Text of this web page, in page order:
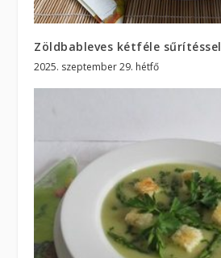
Zöldbableves kétféle sűrítéssel
2025. szeptember 29. hétfő